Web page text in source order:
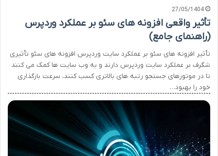
27/05/1404
تأثیر واقعی افزونه های سئو بر عملکرد وردپرس
(راهنمای جامع)
تأثیر افزونه های سئو بر عملکرد سایت وردپرس افزونه های سئو تأثیری
شگرف بر عملکرد سایت وردپرس دارند و به وب سایت ها کمک می کنند
تا در موتورهای جستجو رتبه های بالاتری کسب کنند، سرعت بارگذاری
خود را بهبود…